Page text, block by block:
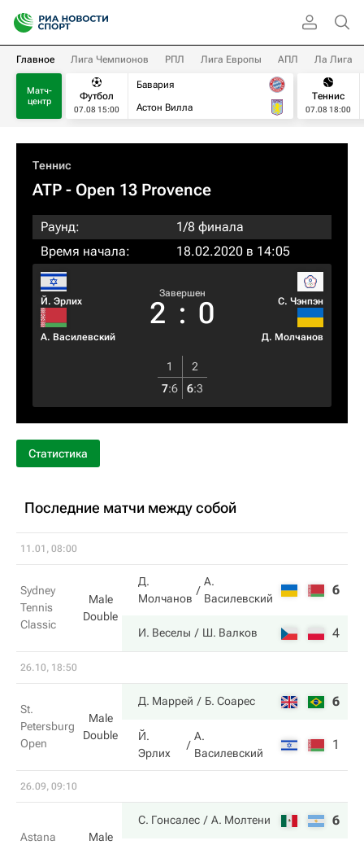
Главное Лига Чемпионов РПЛ Лига Европы АПЛ Ла Лига
Матч-
центр
Футбол
07.08 15:00
Бавария
Астон Вилла
Теннис
07.08 18:00
Теннис
ATP - Open 13 Provence
Раунд:
1/8 финала
Время начала:
18.02.2020 в 14:05
Й. Эрлих
А. Василевский
Завершен
2 : 0 С. Чэнпэн
Д. Молчанов
1
2
7:6 6:3
Статистика
Последние матчи между собой
11.01, 08:00
Sydney
Tennis
Classic
Male
Double
Д.
Молчанов
А.
Василевский
6
И. Веселы Ш. Валков 4
26.10, 18:50
St.
Petersburg
Open
Male
Double
Д. Маррей Б. Соарес 6
Й.
Эрлих
А.
Василевский
1
26.09, 09:10
Astana
Male
С. Гонсалес А. Молтени 6